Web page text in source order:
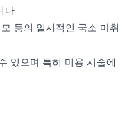
다
등의 일시적인 국소 마취
있으며 특히 미용 시술에